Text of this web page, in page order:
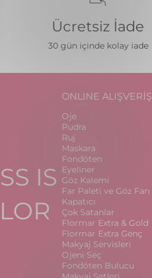
Ücretsiz İade
30 gün içinde kolay iade
IS
ONLINE ALIŞVERİŞ
Oje
Pudra
Ruj
Maskara
Fondöten
Eyeliner
Göz Kalemi
Far Paleti ve Göz Farı
Kapatıcı
Çok Satanlar
Flormar Extra & Gold
Flormar Extra Genç
Makyaj Servisleri
Ojeni Seç
Fondöten Bulucu